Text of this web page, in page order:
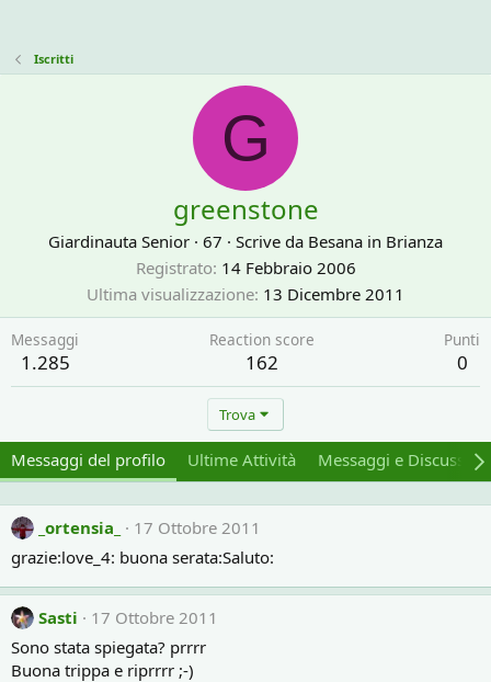
Iscritti
G
greenstone
Giardinauta Senior · 67 · Scrive da Besana in Brianza
Registrato 14 Febbraio 2006
Ultima visualizzazione 13 Dicembre 2011
Messaggi
1.285
Reaction score
162
Punti
0
Trova
Messaggi del profilo Ultime Attività Messaggi e
_ortensia_
17 Ottobre 2011
grazie:love_4: buona serata:Saluto:
Sasti
17 Ottobre 2011
Sono stata spiegata? prrrr
Buona trippa e riprrrr ;-)